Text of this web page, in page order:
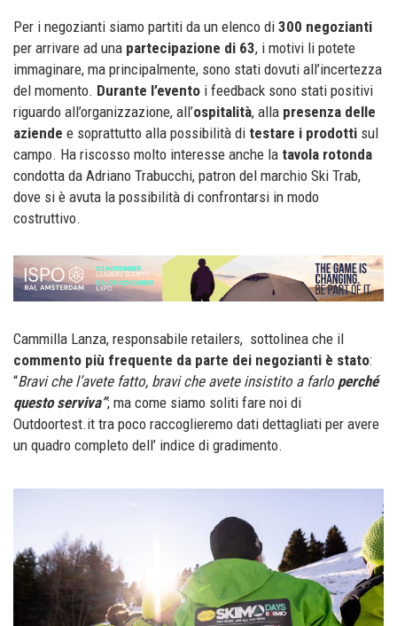
Per i negozianti siamo partiti da un elenco di 300 negozianti
per arrivare ad una partecipazione di 63, i motivi li potete
immaginare, ma principalmente, sono stati dovuti all’incertezza
del momento. Durante l’evento i feedback sono stati positivi
riguardo all’organizzazione, all’ospitalità, alla presenza delle
aziende e soprattutto alla possibilità di testare i prodotti sul
campo. Ha riscosso molto interesse anche la tavola rotonda
condotta da Adriano Trabucchi, patron del marchio Ski Trab,
dove si è avuta la possibilità di confrontarsi in modo
costruttivo.
Cammilla Lanza, responsabile retailers, sottolinea che il
commento più frequente da parte dei negozianti è stato:
“Bravi che l’avete fatto, bravi che avete insistito a farlo perché
questo serviva”; ma come siamo soliti fare noi di
Outdoortest.it tra poco raccoglieremo dati dettagliati per avere
un quadro completo dell’ indice di gradimento.